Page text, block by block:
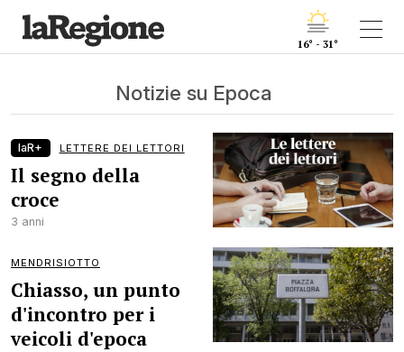
16° - 31°
Notizie su Epoca
laR+ LETTERE DEI LETTORI
Il segno della
croce
3 anni
MENDRISIOTTO
Chiasso, un punto
d'incontro per i
veicoli d'epoca